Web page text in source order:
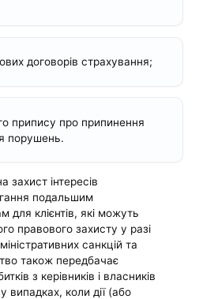
договорів страхування;
припису про припинення
порушень.
захист інтересів
подальшим
для клієнтів, які можуть
правового захисту у разі
санкцій та
також передбачає
з керівників і власників
випадках, коли дії (або